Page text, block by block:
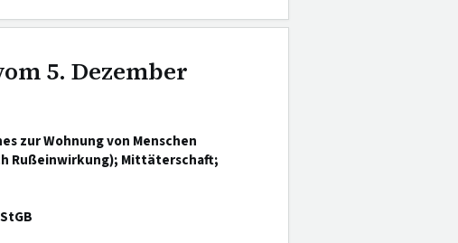
5. Dezember
zur Wohnung von Menschen
Rußeinwirkung); Mittäterschaft;
StGB